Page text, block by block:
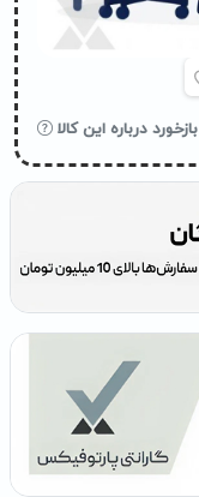
بازخورد درباره این کالا